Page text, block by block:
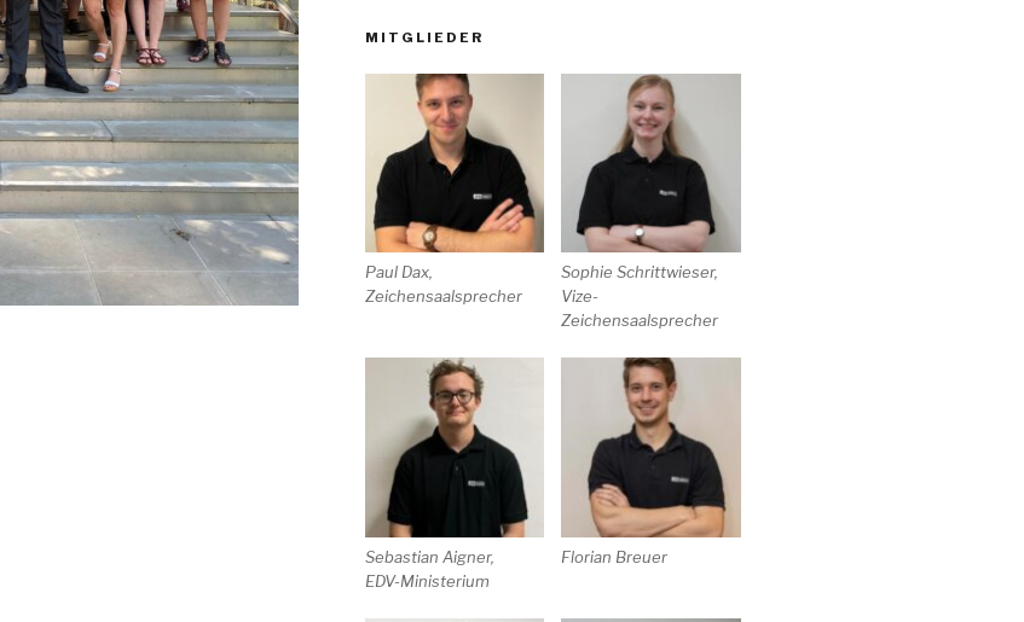
MITGLIEDER
Paul Dax,
Zeichensaalsprecher
Sophie Schrittwieser,
Vize-
Zeichensaalsprecher
Sebastian Aigner,
EDV-Ministerium
Florian Breuer